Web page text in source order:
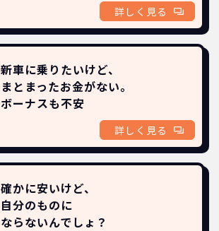
詳しく見る
新車に乗りたいけど、
まとまったお金がない。
ボーナスも不安
詳しく見る
確かに安いけど、
自分のものに
ならないんでしょ？